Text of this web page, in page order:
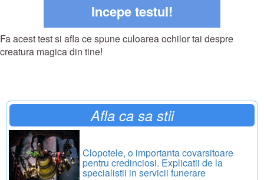
Incepe testul!
Fa acest test si afla ce spune culoarea ochilor tai despre
creatura magica din tine!
Afla ca sa stii
Clopotele, o importanta covarsitoare
pentru credinciosi. Explicatii de la
specialistii in servicii funerare